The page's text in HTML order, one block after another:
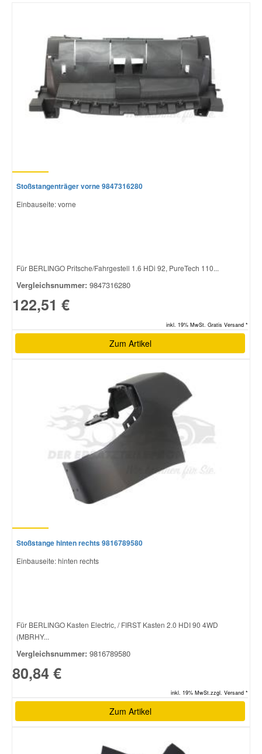
Stoßstangenträger vorne 9847316280
Einbauseite: vorne
Für BERLINGO Pritsche/Fahrgestell 1.6 HDi 92, PureTech 110...
Vergleichsnummer: 9847316280
122,51 €
inkl. 19% MwSt. Gratis Versand *
Zum Artikel
Stoßstange hinten rechts 9816789580
Einbauseite: hinten rechts
Für BERLINGO Kasten Electric, / FIRST Kasten 2.0 HDI 90 4WD
(MBRHY...
Vergleichsnummer: 9816789580
80,84 €
inkl. 19% MwSt.zzgl. Versand *
Zum Artikel